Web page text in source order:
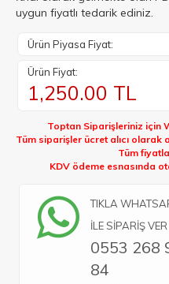
uygun fiyatlı tedarik ediniz.
Ürün Piyasa Fiyat:
Ürün Fiyat:
1,250.00 TL
Toptan Siparişleriniz için
Tüm siparişler ücret alıcı
Tüm
KDV ödeme esnasında
TIKLA
İLE SİPARİŞ VER
0553 268
84